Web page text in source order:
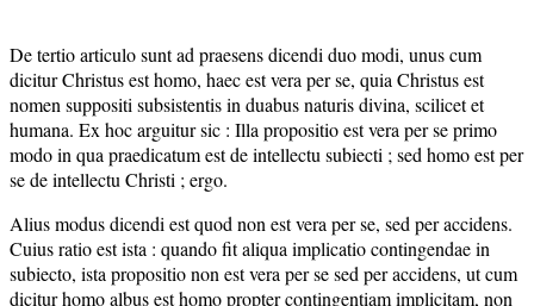
De tertio articulo sunt ad praesens dicendi duo modi, unus cum
dicitur Christus est homo, haec est vera per se, quia Christus est
nomen suppositi subsistentis in duabus naturis divina, scilicet et
humana. Ex hoc arguitur sic : Illa propositio est vera per se primo
modo in qua praedicatum est de intellectu subiecti ; sed homo est per
se de intellectu Christi ; ergo.
Alius modus dicendi est quod non est vera per se, sed per accidens.
Cuius ratio est ista : quando fit aliqua implicatio contingendae in
subiecto, ista propositio non est vera per se sed per accidens, ut cum
dicitur homo albus est homo propter contingentiam implicitam, non